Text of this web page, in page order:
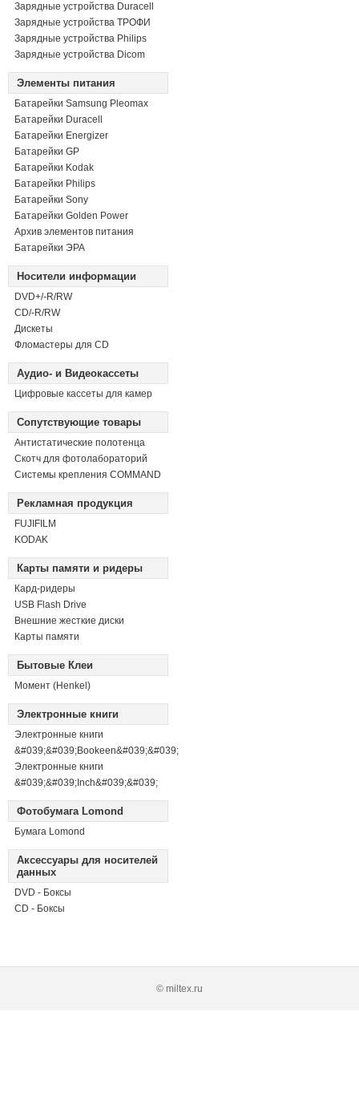
Зарядные устройства Duracell
Зарядные устройства ТРОФИ
Зарядные устройства Philips
Зарядные устройства Dicom
Элементы питания
Батарейки Samsung Pleomax
Батарейки Duracell
Батарейки Energizer
Батарейки GP
Батарейки Kodak
Батарейки Philips
Батарейки Sony
Батарейки Golden Power
Архив элементов питания
Батарейки ЭРА
Носители информации
DVD+/-R/RW
СD/-R/RW
Дискеты
Фломастеры для CD
Аудио- и Видеокассеты
Цифровые кассеты для камер
Сопутствующие товары
Антистатические полотенца
Скотч для фотолабораторий
Системы крепления COMMAND
Рекламная продукция
FUJIFILM
KODAK
Карты памяти и ридеры
Кард-ридеры
USB Flash Drive
Внешние жесткие диски
Карты памяти
Бытовые Клеи
Момент (Henkel)
Электронные книги
Электронные книги
&#039;&#039;Bookeen&#039;&#039;
Электронные книги
&#039;&#039;Inch&#039;&#039;
Фотобумага Lomond
Бумага Lomond
Аксессуары для носителей
данных
DVD - Боксы
CD - Боксы
© miltex.ru